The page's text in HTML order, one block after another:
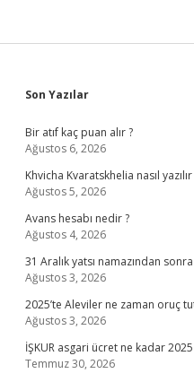
Sidebar
Son Yazılar
Bir atıf kaç puan alır ?
Ağustos 6, 2026
Khvicha Kvaratskhelia nasıl yazılır
Ağustos 5, 2026
Avans hesabı nedir ?
Ağustos 4, 2026
31 Aralık yatsı namazından
Ağustos 3, 2026
2025’te Aleviler ne zaman oruç
Ağustos 3, 2026
İŞKUR asgari ücret ne kadar 2025
Temmuz 30, 2026